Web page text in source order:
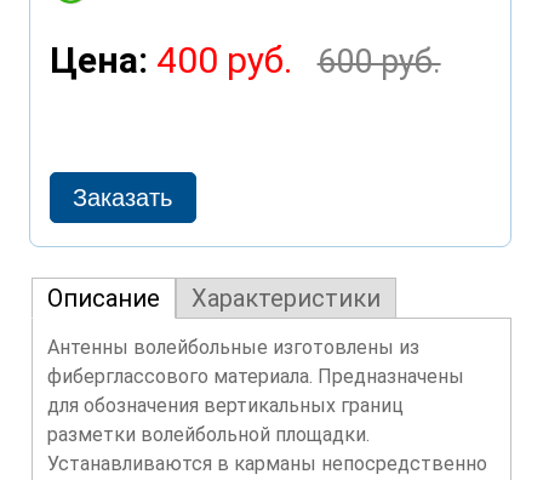
Цена: 400 руб. 600 руб.
Описание Характеристики
Антенны волейбольные изготовлены из
фиберглассового материала. Предназначены
для обозначения вертикальных границ
разметки волейбольной площадки.
Устанавливаются в карманы непосредственно